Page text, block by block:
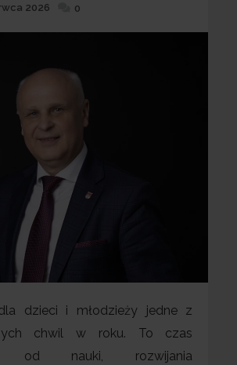
Dodane
2026 0
dzieci i młodzieży jedne z
chwil w roku. To czas
od nauki, rozwijania